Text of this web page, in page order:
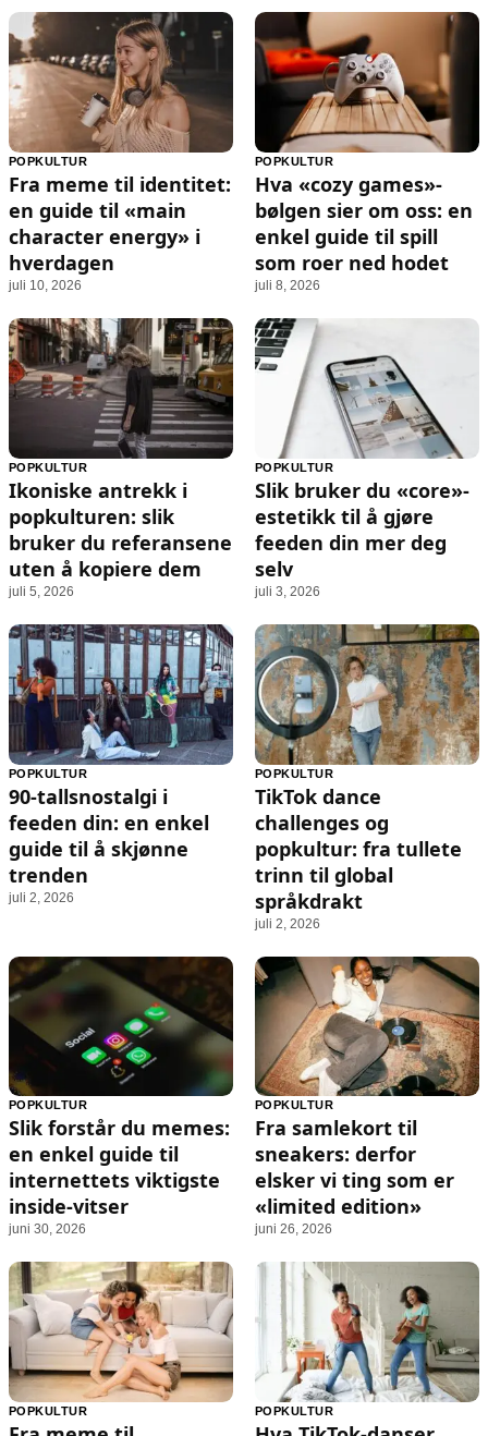
POPKULTUR
Fra meme til identitet:
en guide til «main
character energy» i
hverdagen
juli 10, 2026
POPKULTUR
Hva «cozy games»-
bølgen sier om oss: en
enkel guide til spill
som roer ned hodet
juli 8, 2026
POPKULTUR
Ikoniske antrekk i
popkulturen: slik
bruker du referansene
uten å kopiere dem
juli 5, 2026
POPKULTUR
Slik bruker du «core»-
estetikk til å gjøre
feeden din mer deg
selv
juli 3, 2026
POPKULTUR
90-tallsnostalgi i
feeden din: en enkel
guide til å skjønne
trenden
juli 2, 2026
POPKULTUR
TikTok dance
challenges og
popkultur: fra tullete
trinn til global
språkdrakt
juli 2, 2026
POPKULTUR
Slik forstår du memes:
en enkel guide til
internettets viktigste
inside-vitser
juni 30, 2026
POPKULTUR
Fra samlekort til
sneakers: derfor
elsker vi ting som er
«limited edition»
juni 26, 2026
POPKULTUR POPKULTUR